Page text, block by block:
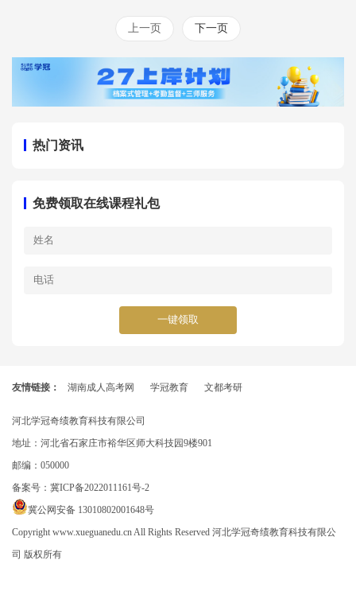
上一页 下一页
热门资讯
免费领取在线课程礼包
一键领取
友情链接： 湖南成人高考网 学冠教育 文都考研
河北学冠奇绩教育科技有限公司
地址：河北省石家庄市裕华区师大科技园9楼901
邮编：050000
备案号： 冀ICP备2022011161号-2
冀公网安备 13010802001648号
Copyright www.xueguanedu.cn All Rights Reserved 河北学冠奇绩教育科技有限公
司 版权所有